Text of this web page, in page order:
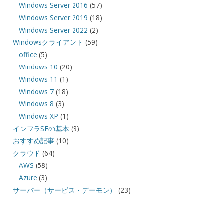
Windows Server 2016 (57)
Windows Server 2019 (18)
Windows Server 2022 (2)
Windowsクライアント (59)
office (5)
Windows 10 (20)
Windows 11 (1)
Windows 7 (18)
Windows 8 (3)
Windows XP (1)
インフラSEの基本 (8)
おすすめ記事(10)
クラウド (64)
AWS (58)
Azure (3)
サーバー（サービス・デーモン）
(23)